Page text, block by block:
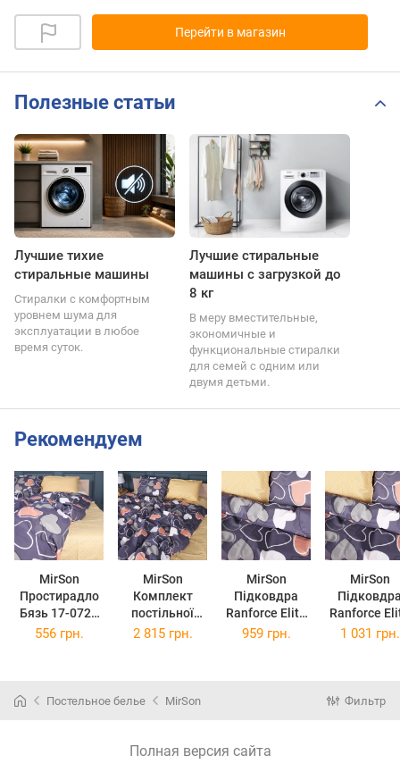
Перейти в магазин
Полезные статьи
Лучшие тихие
стиральные машины
Стиралки с комфортным
уровнем шума для
эксплуатации в любое
время суток.
Лучшие стиральные
машины с загрузкой до
8 кг
В меру вместительные,
экономичные и
функциональные стиралки
для семей с одним или
двумя детьми.
Рекомендуем
MirSon
Простирадло
Бязь 17-0720
Ashen Hearts
MirSon
Комплект
постільної
білизни
Hearts Бязь
MirSon
Підковдра
Ranforce Elite
17-0720 Ashen
MirSon
Ranforce
17-0720
556 грн. 2 815 грн. 959 грн. 1 031 грн.
Постельное белье MirSon Фильтр
Полная версия сайта